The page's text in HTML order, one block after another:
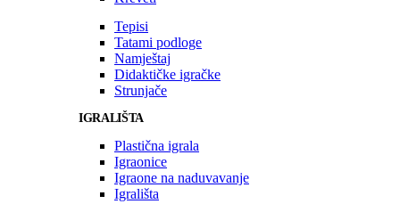
Tepisi
Tatami podloge
Namještaj
Didaktičke igračke
Strunjače
IGRALIŠTA
Plastična igrala
Igraonice
Igraone na naduvavanje
Igrališta